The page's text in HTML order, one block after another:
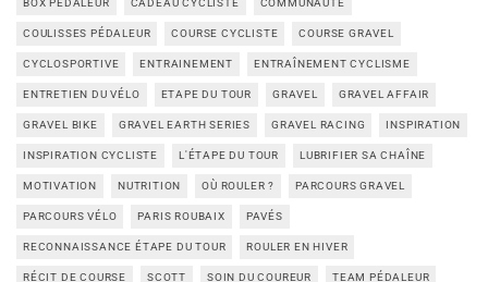
BOX PÉDALEUR CADEAU CYCLISTE COMMUNAUTÉ
COULISSES PÉDALEUR COURSE CYCLISTE COURSE GRAVEL
CYCLOSPORTIVE ENTRAINEMENT ENTRAÎNEMENT CYCLISME
ENTRETIEN DU VÉLO ETAPE DU TOUR GRAVEL GRAVEL AFFAIR
GRAVEL BIKE GRAVEL EARTH SERIES GRAVEL RACING INSPIRATION
INSPIRATION CYCLISTE L'ÉTAPE DU TOUR LUBRIFIER SA CHAÎNE
MOTIVATION NUTRITION OÙ ROULER ? PARCOURS GRAVEL
PARCOURS VÉLO PARIS ROUBAIX PAVÉS
RECONNAISSANCE ÉTAPE DU TOUR ROULER EN HIVER
RÉCIT DE COURSE SCOTT SOIN DU COUREUR TEAM PÉDALEUR